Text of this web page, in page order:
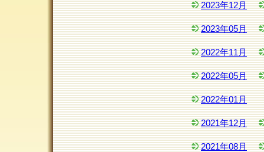
2023年12月
2023年05月
2022年11月
2022年05月
2022年01月
2021年12月
2021年08月